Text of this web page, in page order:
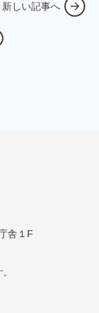
新しい記事へ
舎１F